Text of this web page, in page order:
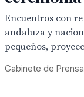
Encuentros con
andaluza y
pequeños,
Gabinete de